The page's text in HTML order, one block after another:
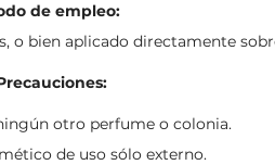
de empleo:
o bien aplicado directamente
otro perfume o colonia.
de uso sólo externo.